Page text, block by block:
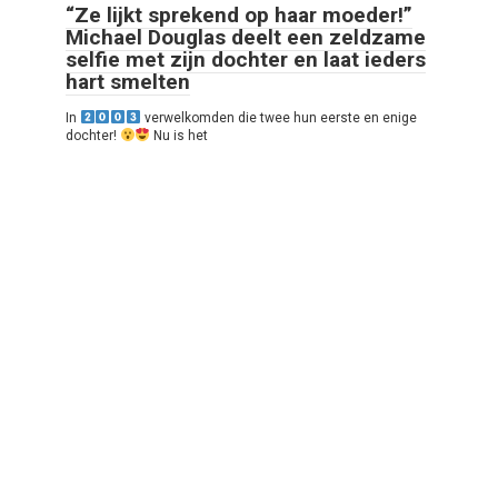
“Ze lijkt sprekend op haar moeder!”
Michael Douglas deelt een zeldzame
selfie met zijn dochter en laat ieders
hart smelten
In
verwelkomden die twee hun eerste en enige
dochter!
Nu is het